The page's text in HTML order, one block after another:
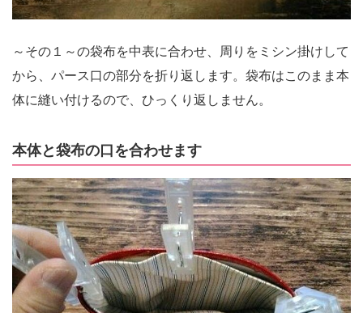
～その１～の袋布を中表に合わせ、周りをミシン掛けして
から、パース口の部分を折り返します。袋布はこのまま本
体に縫い付けるので、ひっくり返しません。
本体と袋布の口を合わせます